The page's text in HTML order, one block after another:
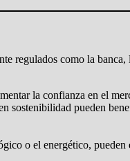
regulados como la
la confianza en el
sostenibilidad pueden
o el energético,